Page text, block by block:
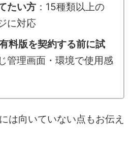
たい方 ：15種類以上の
に対応
料版を契約する前に試
管理画面・環境で使用感
は向いていない点もお伝え